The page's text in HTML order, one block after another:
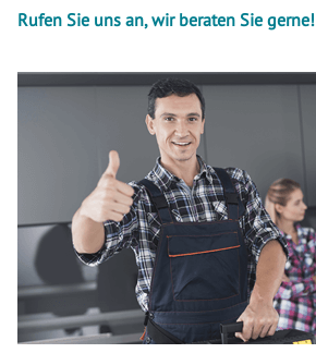
Rufen Sie uns an, wir beraten Sie gerne!